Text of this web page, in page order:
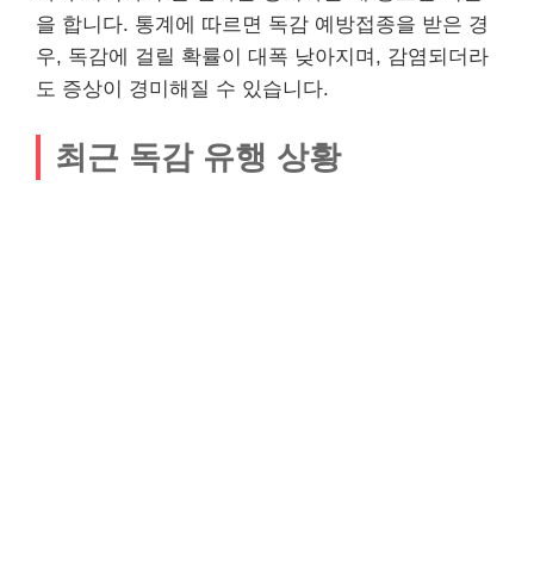
을 합니다. 통계에 따르면 독감 예방접종을 받은 경
우, 독감에 걸릴 확률이 대폭 낮아지며, 감염되더라
도 증상이 경미해질 수 있습니다.
최근 독감 유행 상황